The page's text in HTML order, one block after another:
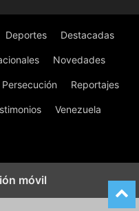
Deportes Destacadas
Novedades
Persecución Reportajes
Venezuela
móvil